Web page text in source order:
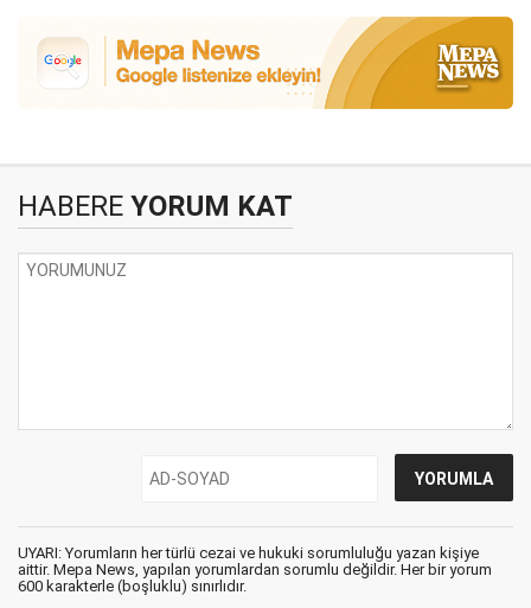
HABERE YORUM KAT
UYARI: Yorumların her türlü cezai ve hukuki sorumluluğu yazan kişiye
aittir. Mepa News, yapılan yorumlardan sorumlu değildir. Her bir yorum
600 karakterle (boşluklu) sınırlıdır.